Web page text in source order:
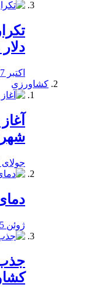
دلار 11 400
اکتبر 17, 2019
کشاورزی
جولای 1, 2020
ژوئن 25, 2020